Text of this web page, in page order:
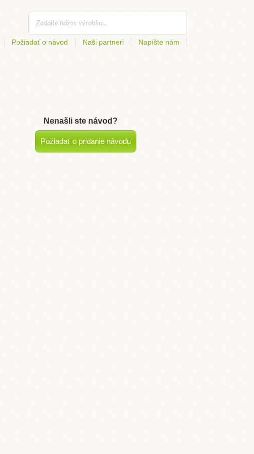
Požiadať o návod Naši partneri Napíšte nám
Nenašli ste návod?
Požiadať o pridanie návodu